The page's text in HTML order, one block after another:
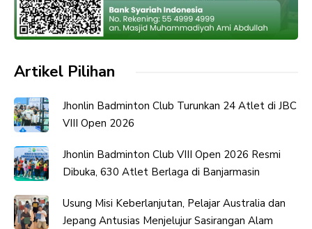
Artikel Pilihan
Jhonlin Badminton Club Turunkan 24 Atlet di JBC
VIII Open 2026
Jhonlin Badminton Club VIII Open 2026 Resmi
Dibuka, 630 Atlet Berlaga di Banjarmasin
Usung Misi Keberlanjutan, Pelajar Australia dan
Jepang Antusias Menjelujur Sasirangan Alam